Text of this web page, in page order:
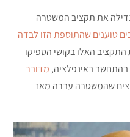
את תקציב המשטרה
טוענים שהתוספת הזו לבדה
האלו בקושי הספיקו
באינפלציה, מדובר
שהמשטרה עברה מאז